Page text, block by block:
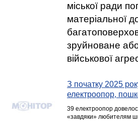
міської ради
матеріальної
зруйноване
військової
З початку 2025
електроопор,
39 електроопор
«завдяки» любителям